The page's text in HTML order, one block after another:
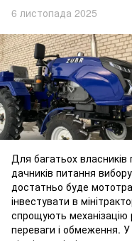
6 листопада 2025
Для багатьох
дачників питання
достатньо буде
інвестувати в
спрощують механізацію
переваги і обмеження. У